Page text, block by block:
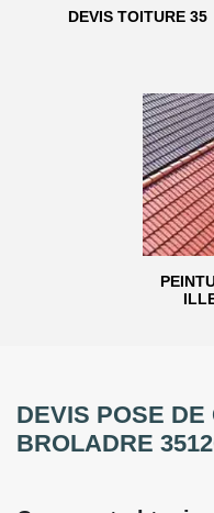
DEVIS TOITURE 35
DEVIS POSE DE
BROLADRE